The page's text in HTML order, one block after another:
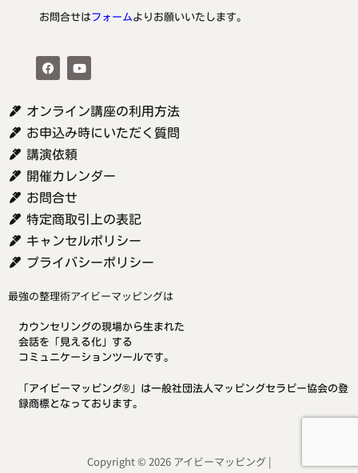
お問合せはフォームよりお願いいたします。
オンライン講座の利用方法
お申込み時にいただく質問
講演依頼
開催カレンダー
お問合せ
特定商取引上の表記
キャンセルポリシー
プライバシーポリシー
最強の整理術アイビーマッピングは
カウンセリングの現場から生まれた
会話を「見える化」する
コミュニケーションツールです。
「アイビーマッピング®」は一般社団法人マッピングセラピー協会の登
録商標となっております。
Copyright © 2026 アイビーマッピング |